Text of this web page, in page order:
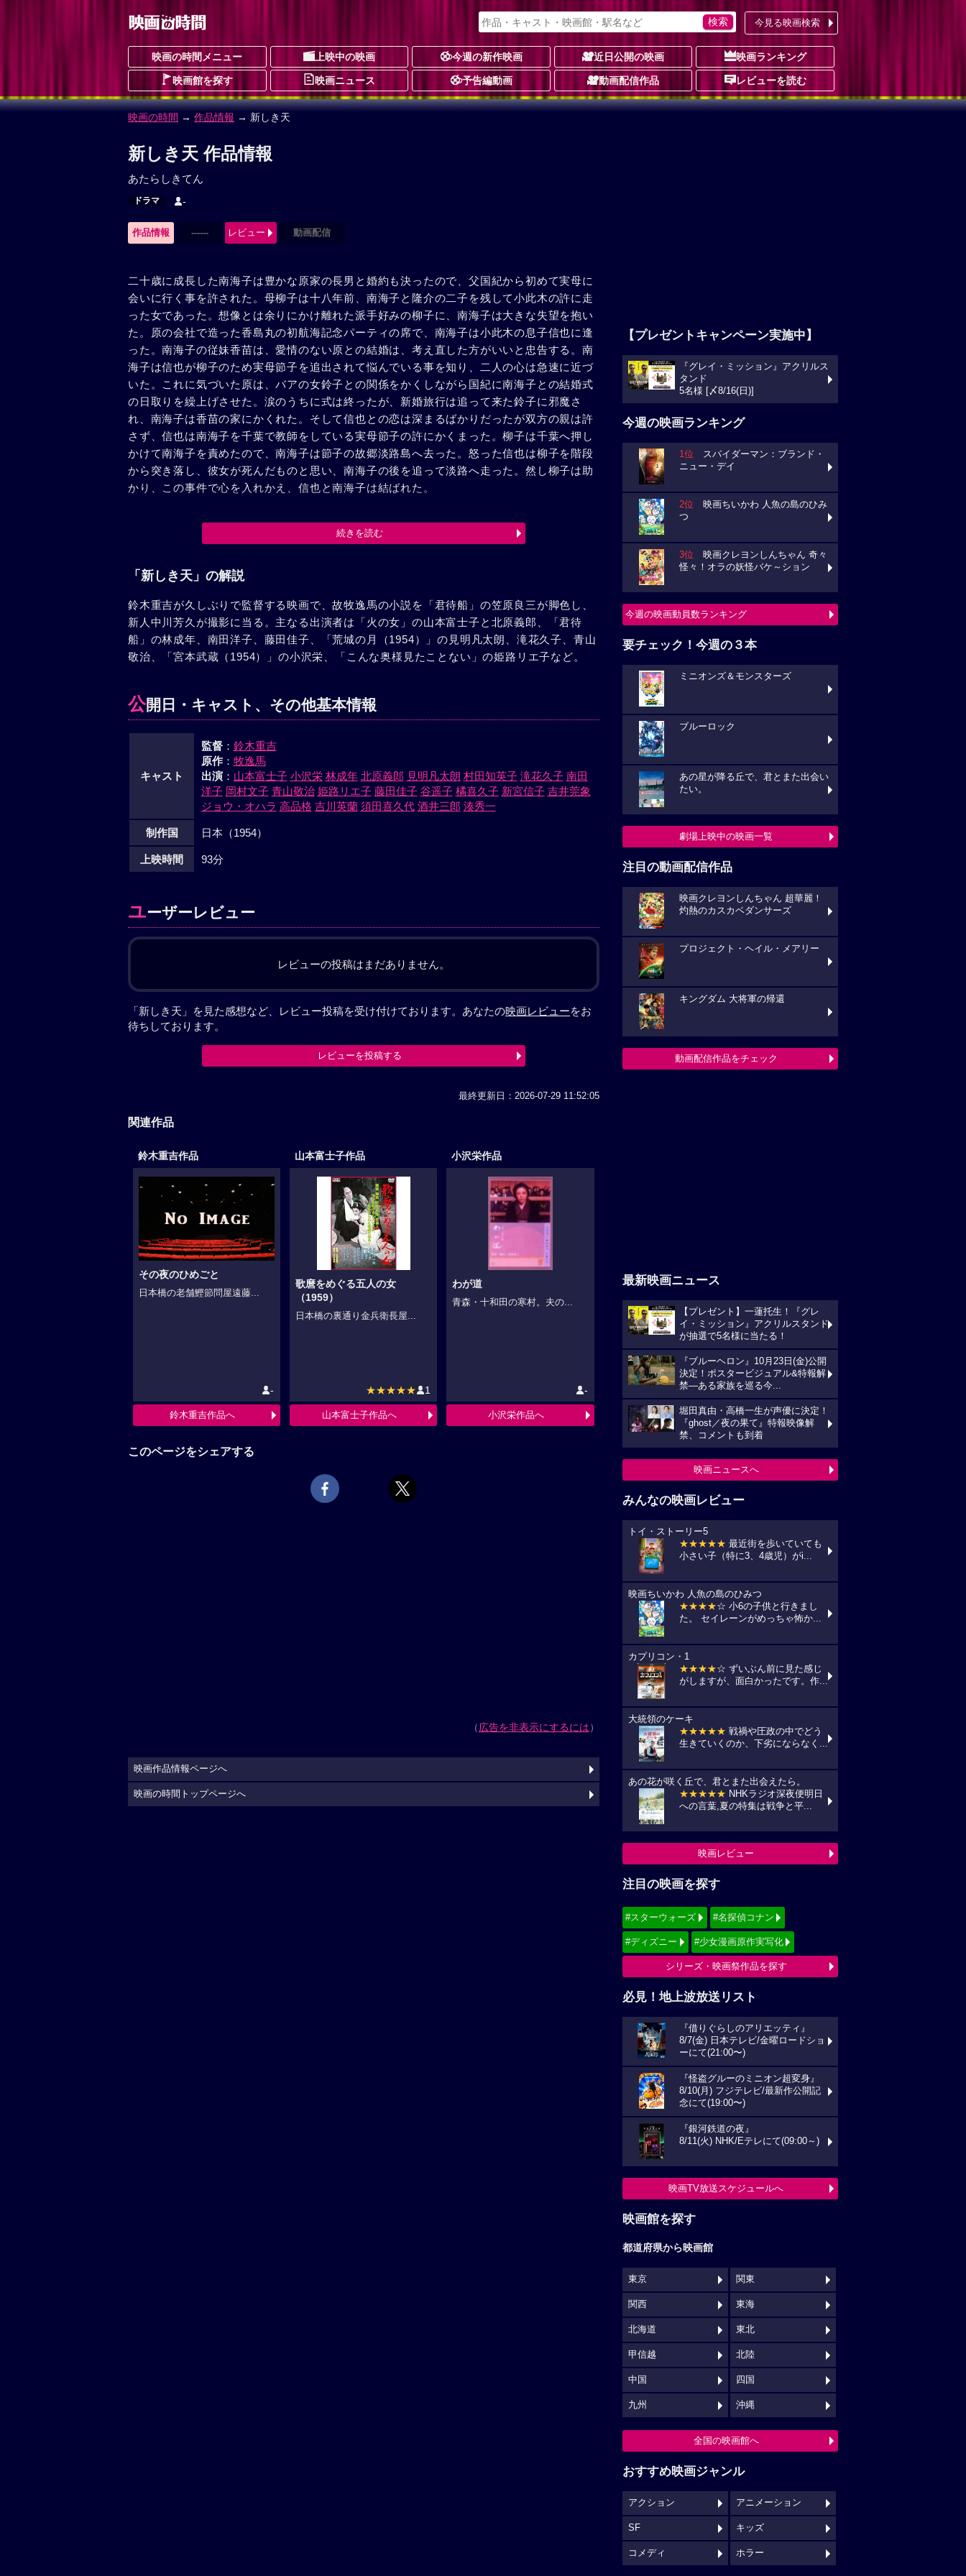
今見る映画検索
映画の時間メニュー 上映中の映画 今週の新作映画 近日公開の映画 映画ランキング
映画館を探す 映画ニュース 予告編動画 動画配信作品 レビューを読む
映画の時間 → 作品情報 → 新しき天
新しき天 作品情報
あたらしきてん
ドラマ -
作品情報 ------ レビュー 動画配信
二十歳に成長した南海子は豊かな原家の長男と婚約も決ったので、父国紀から初めて実母に
会いに行く事を許された。母柳子は十八年前、南海子と隆介の二子を残して小此木の許に走
った女であった。想像とは余りにかけ離れた派手好みの柳子に、南海子は大きな失望を抱い
た。原の会社で造った香島丸の初航海記念パーティの席で、南海子は小此木の息子信也に逢
った。南海子の従妹香苗は、愛情のない原との結婚は、考え直した方がいいと忠告する。南
海子は信也が柳子のため実母節子を追出されて悩んでいる事を知り、二人の心は急速に近づ
いた。これに気づいた原は、バアの女鈴子との関係をかくしながら国紀に南海子との結婚式
の日取りを繰上げさせた。涙のうちに式は終ったが、新婚旅行は追って来た鈴子に邪魔さ
れ、南海子は香苗の家にかくれた。そして信也との恋は深まるばかりだったが双方の親は許
さず、信也は南海子を千葉で教師をしている実母節子の許にかくまった。柳子は千葉へ押し
かけて南海子を責めたので、南海子は節子の故郷淡路島へ去った。怒った信也は柳子を階段
から突き落し、彼女が死んだものと思い、南海子の後を追って淡路へ走った。然し柳子は助
かり、この事件で心を入れかえ、信也と南海子は結ばれた。
続きを読む
「新しき天」の解説
鈴木重吉が久しぶりで監督する映画で、故牧逸馬の小説を「君待船」の笠原良三が脚色し、
新人中川芳久が撮影に当る。主なる出演者は「火の女」の山本富士子と北原義郎、「君待
船」の林成年、南田洋子、藤田佳子、「荒城の月（1954）」の見明凡太朗、滝花久子、青山
敬治、「宮本武蔵（1954）」の小沢栄、「こんな奥様見たことない」の姫路リエ子など。
公開日・キャスト、その他基本情報
キャスト
監督： 鈴木重吉
原作： 牧逸馬
出演： 山本富士子 小沢栄 林成年 北原義郎 見明凡太朗 村田知英子 滝花久子 南田
洋子 岡村文子 青山敬治 姫路リエ子 藤田佳子 谷遥子 橘喜久子 新宮信子 吉井莞象
ジョウ・オハラ 高品格 吉川英蘭 須田喜久代 酒井三郎 湊秀一
制作国 日本（1954）
上映時間 93分
ユーザーレビュー
レビューの投稿はまだありません。
「新しき天」を見た感想など、レビュー投稿を受け付けております。あなたの映画レビューをお
待ちしております。
レビューを投稿する
最終更新日：2026-07-29 11:52:05
関連作品
鈴木重吉作品
その夜のひめごと
日本橋の老舗鰹節問屋遠藤...
-
鈴木重吉作品へ
山本富士子作品
歌麿をめぐる五人の女
（1959）
日本橋の裏通り金兵衛長屋...
★★★★★ 1
山本富士子作品へ
小沢栄作品
わが道
青森・十和田の寒村。夫の...
-
小沢栄作品へ
このページをシェアする
（広告を非表示にするには）
【プレゼントキャンペーン実施中】
『グレイ・ミッション』アクリルス
タンド
5名様 [〆8/16(日)]
今週の映画ランキング
1位 スパイダーマン：ブランド・
ニュー・デイ
2位 映画ちいかわ 人魚の島のひみ
つ
3位 映画クレヨンしんちゃん 奇々
怪々！オラの妖怪バケ～ション
今週の映画動員数ランキング
要チェック！今週の３本
ミニオンズ＆モンスターズ
ブルーロック
あの星が降る丘で、君とまた出会い
たい。
劇場上映中の映画一覧
注目の動画配信作品
映画クレヨンしんちゃん 超華麗！
灼熱のカスカベダンサーズ
プロジェクト・ヘイル・メアリー
キングダム 大将軍の帰還
動画配信作品をチェック
最新映画ニュース
【プレゼント】一蓮托生！『グレ
イ・ミッション』アクリルスタンド
が抽選で5名様に当たる！
『ブルーヘロン』10月23日(金)公開
決定！ポスタービジュアル&特報解
禁―ある家族を巡る今...
堀田真由・高橋一生が声優に決定！
『ghost／夜の果て』特報映像解
禁、コメントも到着
映画ニュースへ
みんなの映画レビュー
トイ・ストーリー5
★★★★★ 最近街を歩いていても
小さい子（特に3、4歳児）がi...
映画ちいかわ 人魚の島のひみつ
★★★★☆ 小6の子供と行きまし
た。 セイレーンがめっちゃ怖か...
カプリコン・1
★★★★☆ ずいぶん前に見た感じ
がしますが、面白かったです。作...
大統領のケーキ
★★★★★ 戦禍や圧政の中でどう
生きていくのか、下劣にならなく...
あの花が咲く丘で、君とまた出会えたら。
★★★★★ NHKラジオ深夜便明日
への言葉,夏の特集は戦争と平...
映画レビュー
注目の映画を探す
#スターウォーズ #名探偵コナン
#ディズニー #少女漫画原作実写化
シリーズ・映画祭作品を探す
必見！地上波放送リスト
『借りぐらしのアリエッティ』
8/7(金) 日本テレビ/金曜ロードショ
ーにて(21:00〜)
『怪盗グルーのミニオン超変身』
8/10(月) フジテレビ/最新作公開記
念にて(19:00〜)
『銀河鉄道の夜』
8/11(火) NHK/Eテレにて(09:00～)
映画TV放送スケジュールへ
映画館を探す
都道府県から映画館
東京 関東
関西 東海
北海道 東北
甲信越 北陸
中国 四国
九州 沖縄
全国の映画館へ
おすすめ映画ジャンル
アクション アニメーション
SF キッズ
コメディ ホラー
映画作品情報ページへ
映画の時間トップページへ